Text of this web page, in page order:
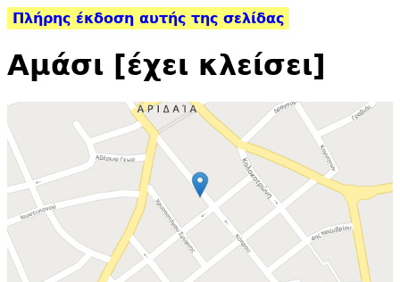
Πλήρης έκδοση αυτής της σελίδας
Αμάσι [έχει κλείσει]